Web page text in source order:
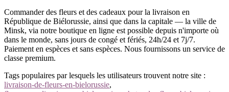
Commander des fleurs et des cadeaux pour la livraison en
République de Biélorussie, ainsi que dans la capitale — la ville de
Minsk, via notre boutique en ligne est possible depuis n'importe où
dans le monde, sans jours de congé et fériés, 24h/24 et 7j/7.
Paiement en espèces et sans espèces. Nous fournissons un service de
classe premium.
Tags populaires par lesquels les utilisateurs trouvent notre site :
livraison-de-fleurs-en-bielorussie,